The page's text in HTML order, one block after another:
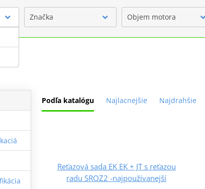
Značka Objem motora
Podľa katalógu Najlacnejšie Najdrahšie
Reťazová sada EK EK + JT s reťazou
radu SROZ2 -najpoužívanejší